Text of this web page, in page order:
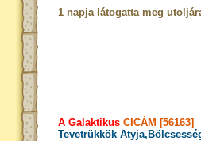
1 napja látogatta meg
A Galaktikus CICÁM [56163]
Tevetrükkök